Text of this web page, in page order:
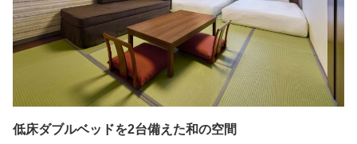
低床ダブルベッドを2台備えた和の空間